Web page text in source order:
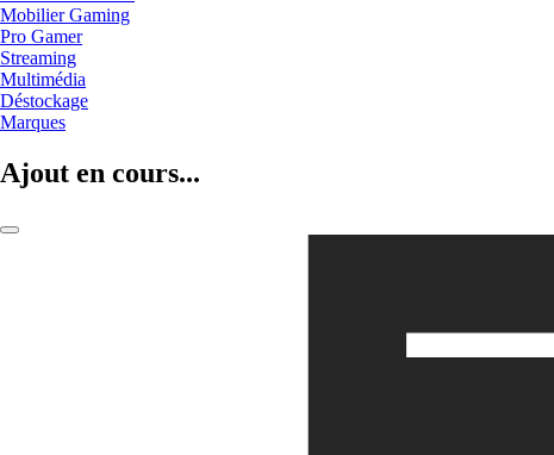
Mobilier Gaming
Pro Gamer
Streaming
Multimédia
Déstockage
Marques
Ajout en cours...